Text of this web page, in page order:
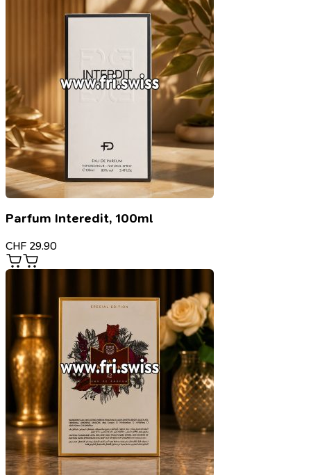
Parfum Interedit, 100ml
CHF 29.90